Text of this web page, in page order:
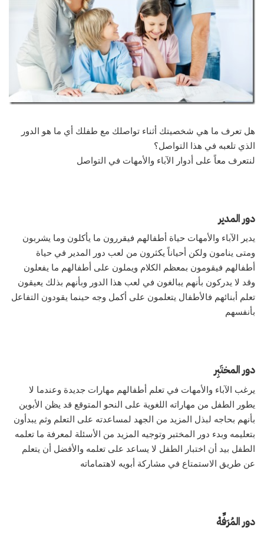
هل تعرف ما هي شخصيتك أثناء تواصلك مع طفلك أي ما هو الدور
الذي تلعبه في هذا التواصل؟
لنتعرف معاً على أدوار الآباء والأمهات في التواصل
دور المدير
يدير الآباء والأمهات حياة أطفالهم فيقررون ما يأكلون وما يشربون
ومتى ينامون ولكن أحياناً يكثرون من لعب دور المدير في حياة
أطفالهم فيقومون بمعظم الكلام ويملون على أطفالهم ما يفعلون
وقد لا يدركون بأنهم يبالغون في لعب هذا الدور وبأنهم بذلك يعيقون
تعلم أبنائهم فالأطفال يتعلمون على أكمل وجه حينما يقودون التفاعل
بأنفسهم
دور المختَبِر
يرغب الآباء والأمهات في تعلم أطفالهم مهارات جديدة وعندما لا
يطور الطفل من مهاراته اللغوية على النحو المتوقع قد يظن الأبوين
بأنهم بحاجه لبذل المزيد من الجهد لمساعدته على التعلم وثم يبدأون
بتعليمه وبدء دور المختبر وتوجيه المزيد من الأسئلة لمعرفة ما تعلمه
الطفل بيد أن اختبار الطفل لا يساعد على تعلمه والأفضل أن يتعلم
عن طريق الاستمتاع في مشاركة أبويه لاهتماماته
دور المُرَفِّهْ